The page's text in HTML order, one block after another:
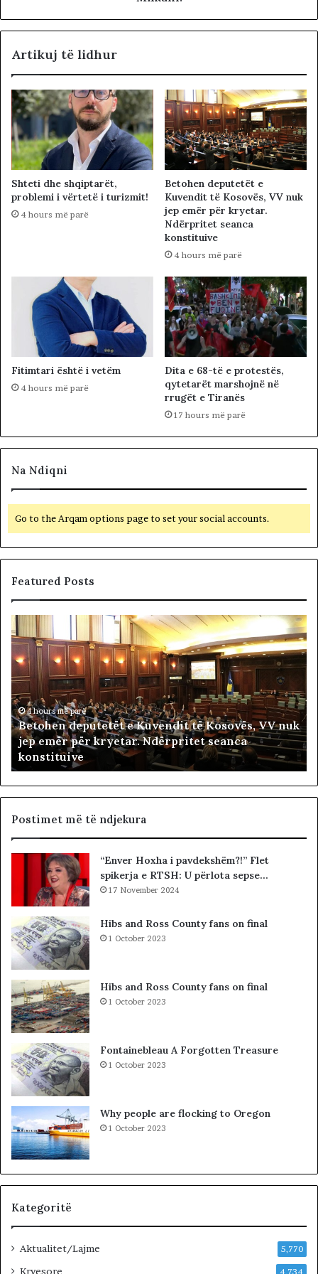
Artikuj të lidhur
Shteti dhe shqiptarët,
problemi i vërtetë i turizmit!
4 hours më parë
Betohen deputetët e
Kuvendit të Kosovës, VV nuk
jep emër për kryetar.
Ndërpritet seanca
konstituive
4 hours më parë
Fitimtari është i vetëm
4 hours më parë
Dita e 68-të e protestës,
qytetarët marshojnë në
rrugët e Tiranës
17 hours më parë
Na Ndiqni
Go to the Arqam options page to set your social accounts.
Featured Posts
B
e
t
h
e
n
d
u
t
e
t
v
n
i
t
t
ë
K
s
o
v
ë
s
,
V
V
n
u
k
p
4 hours më parë
Betohen deputetët e Kuvendit të Kosovës, VV nuk
jep emër për kryetar. Ndërpritet seanca
konstituive
h
t
Postimet më të ndjekura
“Enver Hoxha i pavdekshëm?!” Flet
spikerja e RTSH: U përlota sepse…
17 November 2024
Hibs and Ross County fans on final
1 October 2023
Hibs and Ross County fans on final
1 October 2023
Fontainebleau A Forgotten Treasure
1 October 2023
Why people are flocking to Oregon
1 October 2023
Kategoritë
Aktualitet/Lajme 5,770
Kryesore 4,734